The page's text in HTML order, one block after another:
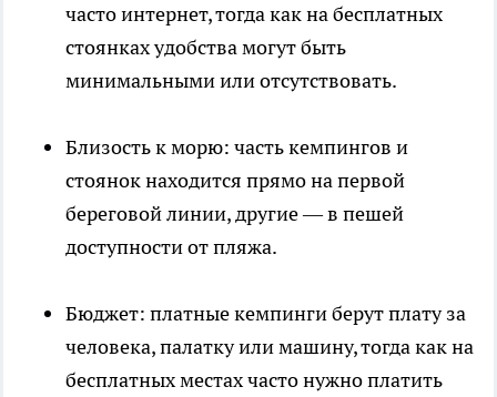
часто интернет, тогда как на бесплатных
стоянках удобства могут быть
минимальными или отсутствовать.
Близость к морю: часть кемпингов и
стоянок находится прямо на первой
береговой линии, другие — в пешей
доступности от пляжа.
Бюджет: платные кемпинги берут плату за
человека, палатку или машину, тогда как на
бесплатных местах часто нужно платить